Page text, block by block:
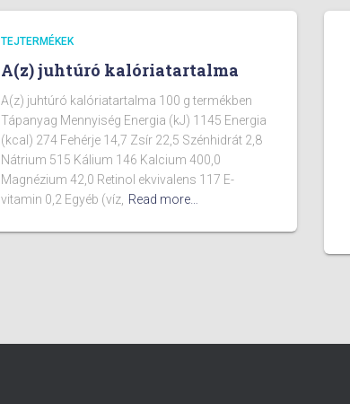
TEJTERMÉKEK
A(z) juhtúró kalóriatartalma
A(z) juhtúró kalóriatartalma 100 g termékben
Tápanyag Mennyiség Energia (kJ) 1145 Energia
(kcal) 274 Fehérje 14,7 Zsír 22,5 Szénhidrát 2,8
Nátrium 515 Kálium 146 Kalcium 400,0
Magnézium 42,0 Retinol ekvivalens 117 E-
vitamin 0,2 Egyéb (víz, Read more…